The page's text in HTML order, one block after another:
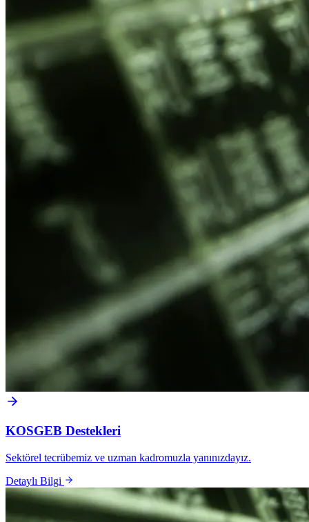
KOSGEB Destekleri
Sektörel tecrübemiz ve uzman kadromuzla yanınızdayız.
Detaylı Bilgi